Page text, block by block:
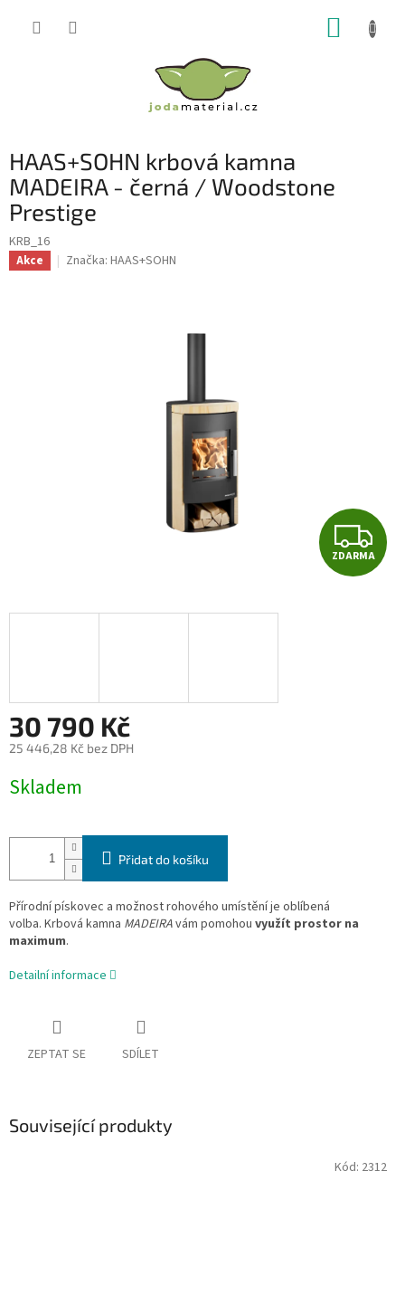
HAAS+SOHN krbová kamna
MADEIRA - černá / Woodstone
Prestige
KRB_16
Akce Značka: HAAS+SOHN
Z
D
ZDARMA
30 790 Kč
25 446,28 Kč bez DPH
cena:
Skladem
Přidat do košíku
Přírodní pískovec a možnost rohového umístění je oblíbená
volba. Krbová kamna MADEIRAvám pomohou využít prostor na
maximum.
Detailní informace
ZEPTAT SE SDÍLET
Související produkty
Kód: 2312